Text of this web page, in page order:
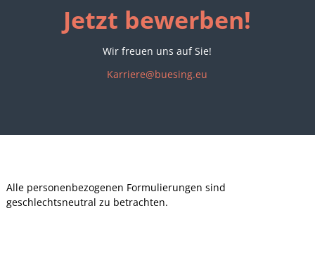
Jetzt bewerben!
Wir freuen uns auf Sie!
Karriere@buesing.eu
Alle personenbezogenen Formulierungen sind
geschlechtsneutral zu betrachten.